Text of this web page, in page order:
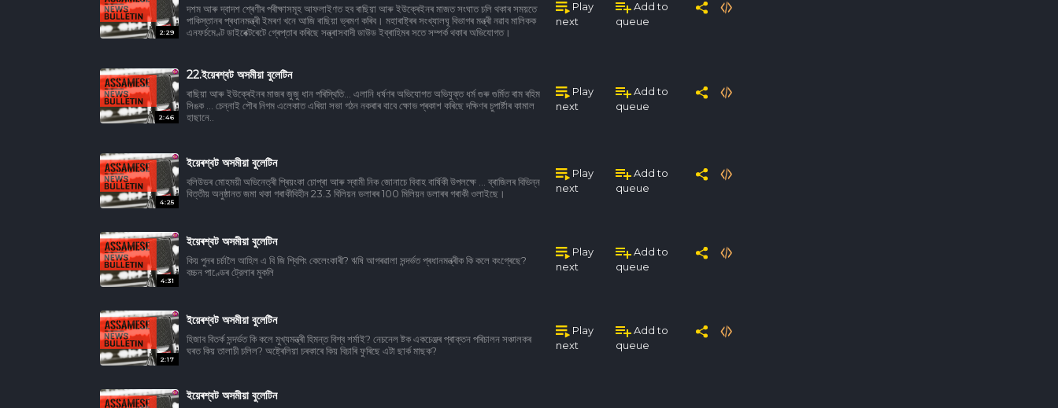
2:29
দশম আৰু দ্বাদশ শ্ৰেণীৰ পৰীক্ষাসমূহ আফলাইণত হব ৰাছিয়া আৰু ইউক্ৰেইনৰ মাজত সংঘাত চলি থকাৰ সময়তে
পাকিস্তানৰ প্ৰধানমন্ত্ৰী ইমৰণ খনে আজি ৰাছিয়া ভ্ৰমণ কৰিব। মহাৰাষ্ট্ৰৰ সংখ্যালঘূ বিভাগৰ মন্ত্ৰী নৱাব মালিকক
এনফৰ্চমেণ্ট ডাইৰেক্টৰেটে গ্ৰেপ্তাৰ কৰিছে সন্ত্ৰাসবাদী ডাউড ইব্ৰাহিমৰ সতে সম্পৰ্ক থকাৰ অভিযোগত।
Play
next
Add to
queue
2:46
22.ইয়েৰশ্বট অসমীয়া বুলেটিন
ৰাছিয়া আৰু ইউক্ৰেইনৰ মাজৰ জুজু ধান পৰিস্থিতি... এলানি ধৰ্ষণৰ অভিযোগত অভিযুক্ত ধৰ্ম গুৰু গুৰ্মিত ৰাম ৰহিম
সিঙক ... চেন্নাই পৌৰ নিগম এলেকাত এৰিয়া সভা গঠন নকৰাৰ বাবে ক্ষোভ প্ৰকাশ কৰিছে দক্ষিণৰ চুপাৰ্ষ্টাৰ কামাল
হাছানে..
Play
next
Add to
queue
4:25
ইয়েৰশ্বট অসমীয়া বুলেটিন
বলিউডৰ মোহময়ী অভিনেত্ৰী প্ৰিয়ংকা চোপ্ৰা আৰু স্বামী নিক জোনাচে বিবাহ বাৰ্ষিকী উপলক্ষে ... ব্ৰাজিলৰ বিভিন্ন
বিত্তীয় অনুষ্ঠানত জমা থকা গৰাকীবিহীন 23.3 বিলিয়ন ডলাৰৰ 100 মিলিয়ন ডলাৰৰ গৰাকী ওলাইছে।
Play
next
Add to
queue
4:31
ইয়েৰশ্বট অসমীয়া বুলেটিন
কিয় পুনৰ চর্চালৈ আহিল এ বি জি শ্বিপিং কেলেংকাৰী? ঋষি আগৰৱালা সন্দৰ্ভত প্ৰধানমন্ত্ৰীক কি কলে কংগ্ৰেছে?
বচ্চন পাণ্ডেৰ ট্রেলাৰ মুকলি
Play
next
Add to
queue
2:17
ইয়েৰশ্বট অসমীয়া বুলেটিন
হিজাব বিতৰ্ক সন্দৰ্ভত কি কলে মুখ্যমন্ত্ৰী হিমন্ত বিশ্ব শৰ্মাই? নেচনেল ষ্টক একচেঞ্জৰ প্ৰাক্তন পৰিচালন সঞ্চালকৰ
ঘৰত কিয় তালাচী চলিল? অষ্ট্ৰেলিয়া চৰকাৰে কিয় বিচাৰি ফুৰিছে এটা ছাৰ্ক মাছক?
Play
next
Add to
queue
ইয়েৰশ্বট অসমীয়া বুলেটিন